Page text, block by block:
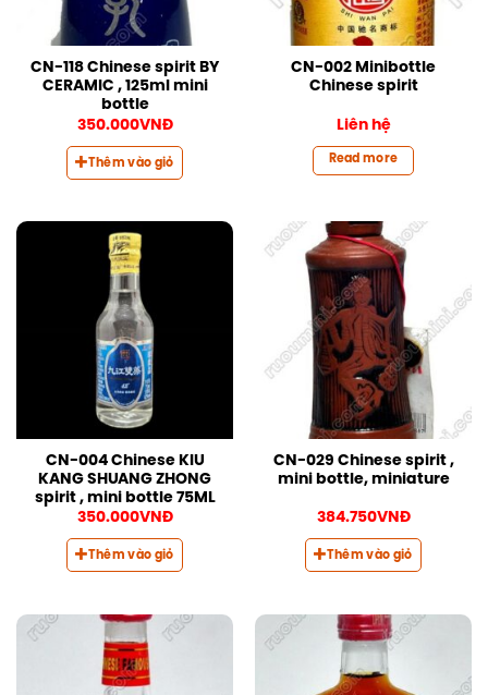
CN-118 Chinese spirit BY
CERAMIC , 125ml mini
bottle
350.000VNĐ
Thêm vào giỏ
CN-002 Minibottle
Chinese spirit
Liên hệ
Read more
CN-004 Chinese KIU
KANG SHUANG ZHONG
spirit , mini bottle 75ML
350.000VNĐ
Thêm vào giỏ
CN-029 Chinese spirit ,
mini bottle, miniature
384.750VNĐ
Thêm vào giỏ